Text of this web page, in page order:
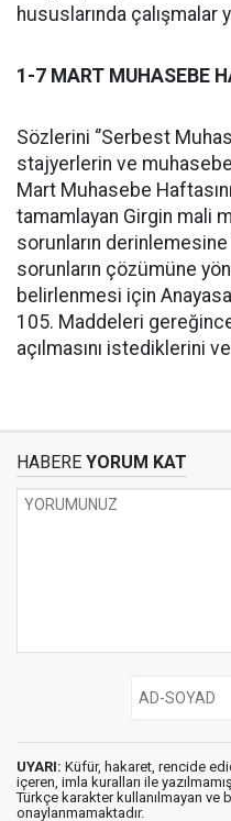
hususlarında çalışmalar
1-7 MART MUHASEBE
Sözlerini ‘’Serbest
stajyerlerin ve
Mart Muhasebe
tamamlayan Girgin mali
sorunların
sorunların çözümüne
belirlenmesi için
105. Maddeleri
açılmasını istediklerini
HABERE YORUM KAT
UYARI: Küfür, hakaret, rencide
içeren, imla kuralları ile
Türkçe karakter kullanılmayan ve
onaylanmamaktadır.